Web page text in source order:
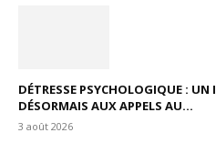
DÉTRESSE PSYCHOLOGIQUE : UN
DÉSORMAIS AUX APPELS AU...
3 août 2026